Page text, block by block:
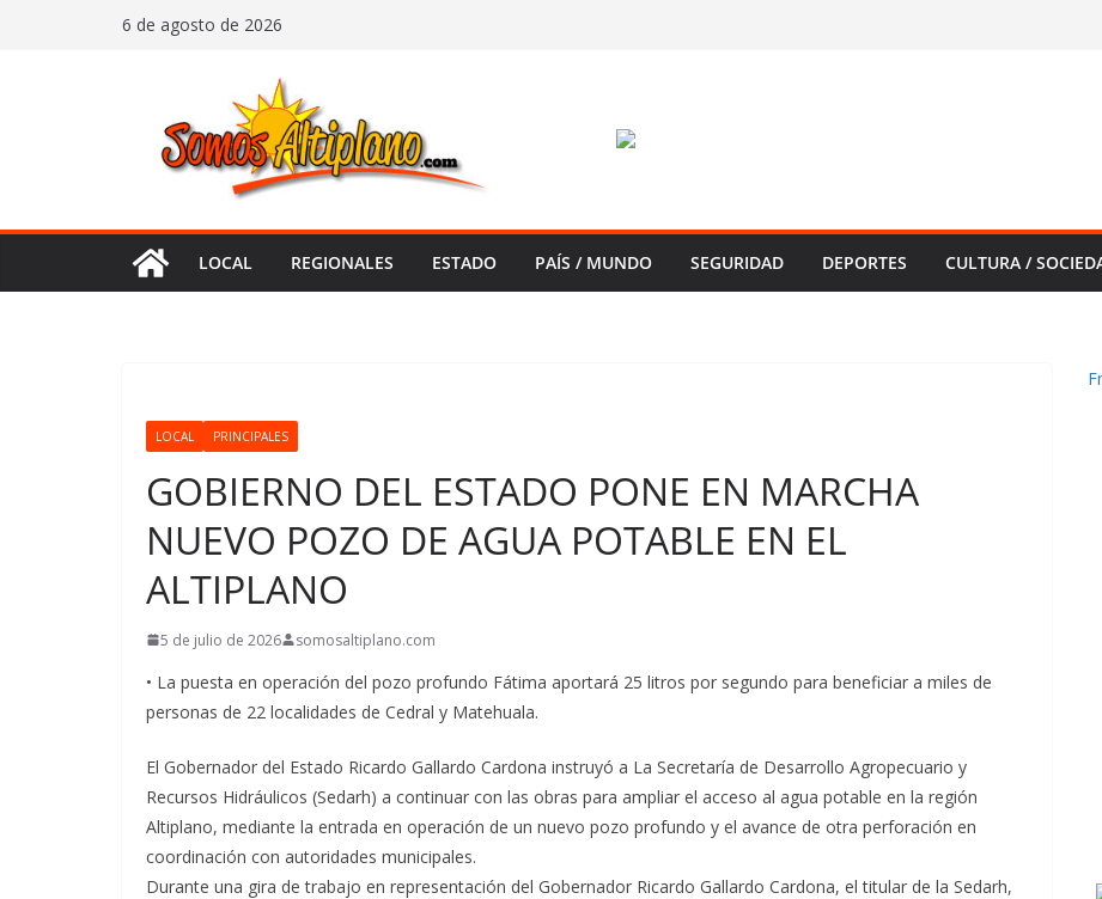
6 de agosto de 2026
LOCAL REGIONALES ESTADO PAÍS / MUNDO SEGURIDAD DEPORTES CULTURA /
LOCAL PRINCIPALES
GOBIERNO DEL ESTADO PONE EN MARCHA
NUEVO POZO DE AGUA POTABLE EN EL
ALTIPLANO
5 de julio de 2026 somosaltiplano.com
• La puesta en operación del pozo profundo Fátima aportará 25 litros por segundo para beneficiar a miles de
personas de 22 localidades de Cedral y Matehuala.
El Gobernador del Estado Ricardo Gallardo Cardona instruyó a La Secretaría de Desarrollo Agropecuario y
Recursos Hidráulicos (Sedarh) a continuar con las obras para ampliar el acceso al agua potable en la región
Altiplano, mediante la entrada en operación de un nuevo pozo profundo y el avance de otra perforación en
coordinación con autoridades municipales.
Durante una gira de trabajo en representación del Gobernador Ricardo Gallardo Cardona, el titular de la Sedarh,